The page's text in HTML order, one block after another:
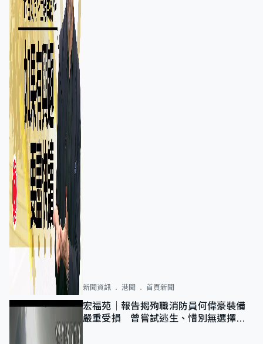
新聞資訊 港聞 首頁新聞
宏福苑｜報告揭殉職消防員何偉豪裝備
嚴重受損 曾嘗試逃生、惜別無選擇下